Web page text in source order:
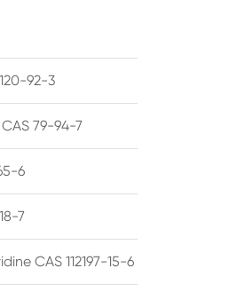
92-3
79-94-7
6
7
CAS 112197-15-6